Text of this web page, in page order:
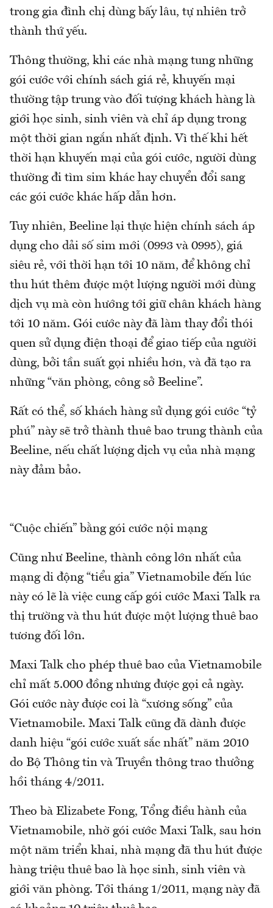
trong gia đình chị dùng bấy lâu, tự nhiên trở
thành thứ yếu.
Thông thường, khi các nhà mạng tung những
gói cước với chính sách giá rẻ, khuyến mại
thường tập trung vào đối tượng khách hàng là
giới học sinh, sinh viên và chỉ áp dụng trong
một thời gian ngắn nhất định. Vì thế khi hết
thời hạn khuyến mại của gói cước, người dùng
thường đi tìm sim khác hay chuyển đổi sang
các gói cước khác hấp dẫn hơn.
Tuy nhiên, Beeline lại thực hiện chính sách áp
dụng cho dải số sim mới (0993 và 0995), giá
siêu rẻ, với thời hạn tới 10 năm, để không chỉ
thu hút thêm được một lượng người mới dùng
dịch vụ mà còn hướng tới giữ chân khách hàng
tới 10 năm. Gói cước này đã làm thay đổi thói
quen sử dụng điện thoại để giao tiếp của người
dùng, bởi tần suất gọi nhiều hơn, và đã tạo ra
những “văn phòng, công sở Beeline”.
Rất có thể, số khách hàng sử dụng gói cước “tỷ
phú” này sẽ trở thành thuê bao trung thành của
Beeline, nếu chất lượng dịch vụ của nhà mạng
này đảm bảo.
“Cuộc chiến” bằng gói cước nội mạng
Cũng như Beeline, thành công lớn nhất của
mạng di động “tiểu gia” Vietnamobile đến lúc
này có lẽ là việc cung cấp gói cước Maxi Talk ra
thị trường và thu hút được một lượng thuê bao
tương đối lớn.
Maxi Talk cho phép thuê bao của Vietnamobile
chỉ mất 5.000 đồng nhưng được gọi cả ngày.
Gói cước này được coi là “xương sống” của
Vietnamobile. Maxi Talk cũng đã dành được
danh hiệu “gói cước xuất sắc nhất” năm 2010
do Bộ Thông tin và Truyền thông trao thưởng
hồi tháng 4/2011.
Theo bà Elizabete Fong, Tổng điều hành của
Vietnamobile, nhờ gói cước Maxi Talk, sau hơn
một năm triển khai, nhà mạng đã thu hút được
hàng triệu thuê bao là học sinh, sinh viên và
giới văn phòng. Tới tháng 1/2011, mạng này đã